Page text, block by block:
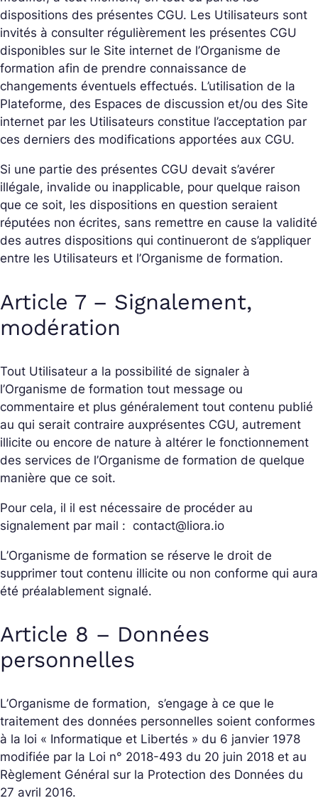
dispositions des présentes CGU. Les Utilisateurs sont
invités à consulter régulièrement les présentes CGU
disponibles sur le Site internet de l’Organisme de
formation afin de prendre connaissance de
changements éventuels effectués. L’utilisation de la
Plateforme, des Espaces de discussion et/ou des Site
internet par les Utilisateurs constitue l’acceptation par
ces derniers des modifications apportées aux CGU.
Si une partie des présentes CGU devait s’avérer
illégale, invalide ou inapplicable, pour quelque raison
que ce soit, les dispositions en question seraient
réputées non écrites, sans remettre en cause la validité
des autres dispositions qui continueront de s’appliquer
entre les Utilisateurs et l’Organisme de formation.
Article 7 – Signalement,
modération
Tout Utilisateur a la possibilité de signaler à
l’Organisme de formation tout message ou
commentaire et plus généralement tout contenu publié
au qui serait contraire auxprésentes CGU, autrement
illicite ou encore de nature à altérer le fonctionnement
des services de l’Organisme de formation de quelque
manière que ce soit.
Pour cela, il il est nécessaire de procéder au
signalement par mail : contact@liora.io
L’Organisme de formation se réserve le droit de
supprimer tout contenu illicite ou non conforme qui aura
été préalablement signalé.
Article 8 – Données
personnelles
L’Organisme de formation, s’engage à ce que le
traitement des données personnelles soient conformes
à la loi « Informatique et Libertés » du 6 janvier 1978
modifiée par la Loi n° 2018-493 du 20 juin 2018 et au
Règlement Général sur la Protection des Données du
27 avril 2016.